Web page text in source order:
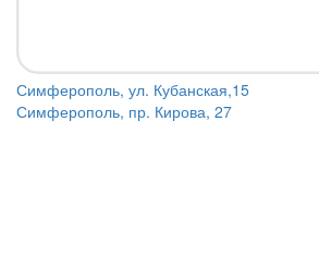
Симферополь, ул. Кубанская,15
Симферополь, пр. Кирова, 27